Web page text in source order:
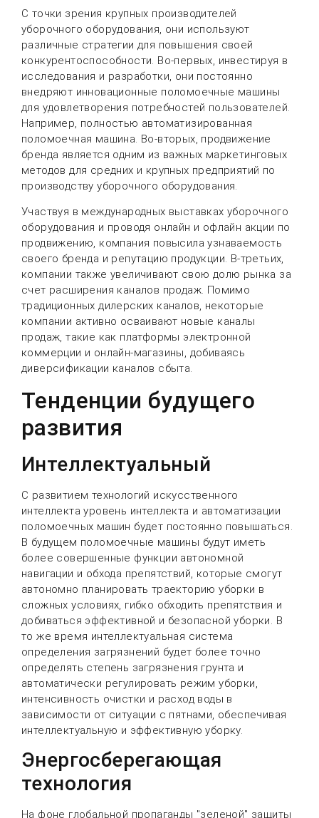
С точки зрения крупных производителей
уборочного оборудования, они используют
различные стратегии для повышения своей
конкурентоспособности. Во-первых, инвестируя в
исследования и разработки, они постоянно
внедряют инновационные поломоечные машины
для удовлетворения потребностей пользователей.
Например, полностью автоматизированная
поломоечная машина. Во-вторых, продвижение
бренда является одним из важных маркетинговых
методов для средних и крупных предприятий по
производству уборочного оборудования.
Участвуя в международных выставках уборочного
оборудования и проводя онлайн и офлайн акции по
продвижению, компания повысила узнаваемость
своего бренда и репутацию продукции. В-третьих,
компании также увеличивают свою долю рынка за
счет расширения каналов продаж. Помимо
традиционных дилерских каналов, некоторые
компании активно осваивают новые каналы
продаж, такие как платформы электронной
коммерции и онлайн-магазины, добиваясь
диверсификации каналов сбыта.
Тенденции будущего
развития
Интеллектуальный
С развитием технологий искусственного
интеллекта уровень интеллекта и автоматизации
поломоечных машин будет постоянно повышаться.
В будущем поломоечные машины будут иметь
более совершенные функции автономной
навигации и обхода препятствий, которые смогут
автономно планировать траекторию уборки в
сложных условиях, гибко обходить препятствия и
добиваться эффективной и безопасной уборки. В
то же время интеллектуальная система
определения загрязнений будет более точно
определять степень загрязнения грунта и
автоматически регулировать режим уборки,
интенсивность очистки и расход воды в
зависимости от ситуации с пятнами, обеспечивая
интеллектуальную и эффективную уборку.
Энергосберегающая
технология
На фоне глобальной пропаганды "зеленой" защиты